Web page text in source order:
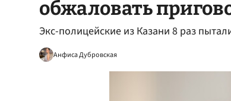
обжаловать
Экс-полицейские из Казани 8 раз
Анфиса Дубровская